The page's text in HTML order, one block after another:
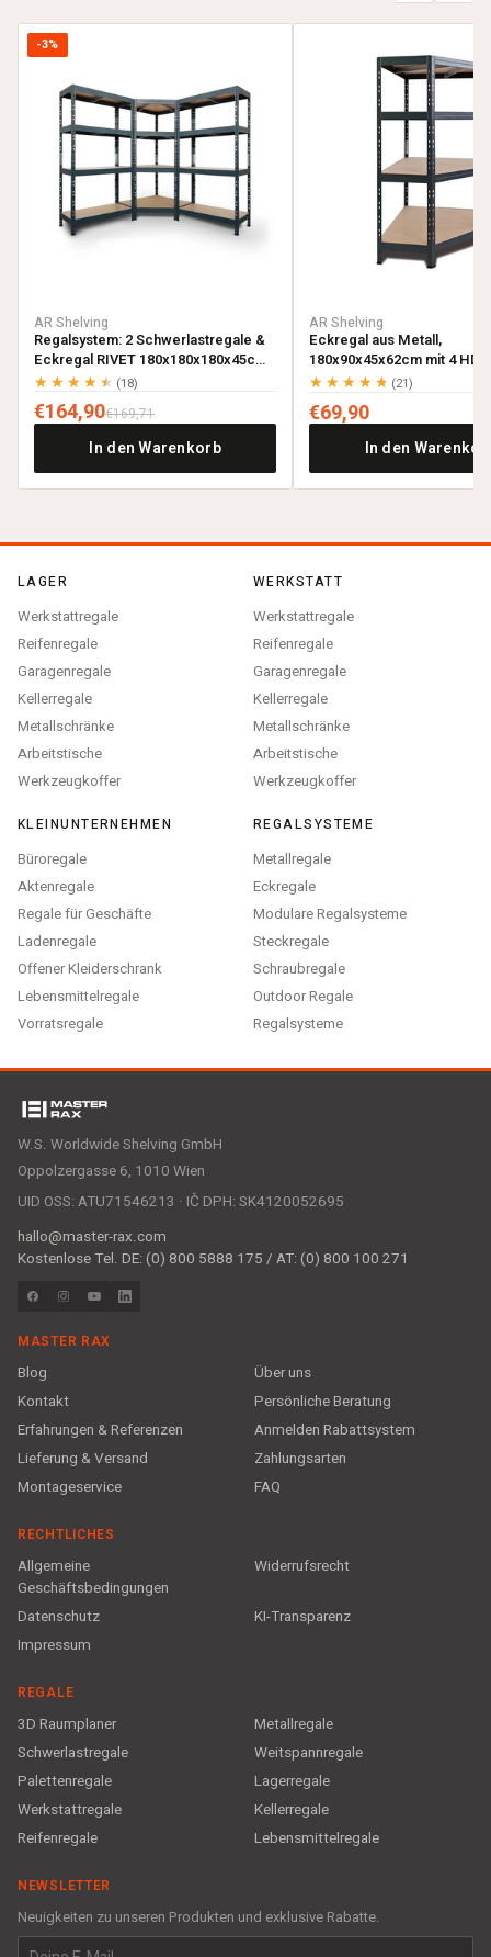
-3%
AR Shelving
Regalsystem: 2 Schwerlastregale &
Eckregal RIVET 180x180x180x45cm
mit 4 HDF-Böden, anthrazitgrau
★★★★★ (18)
€164,90€169,71
In den Warenkorb
AR Shelving
Eckregal aus Metall,
180x90x45x62cm mit 4
anthrazitgrau
★★★★★ (21)
€69,90
In den
LAGER
Werkstattregale
Reifenregale
Garagenregale
Kellerregale
Metallschränke
Arbeitstische
Werkzeugkoffer
WERKSTATT
Werkstattregale
Reifenregale
Garagenregale
Kellerregale
Metallschränke
Arbeitstische
Werkzeugkoffer
KLEINUNTERNEHMEN
Büroregale
Aktenregale
Regale für Geschäfte
Ladenregale
Offener Kleiderschrank
Lebensmittelregale
Vorratsregale
REGALSYSTEME
Metallregale
Eckregale
Modulare Regalsysteme
Steckregale
Schraubregale
Outdoor Regale
Regalsysteme
W.S. Worldwide Shelving GmbH
Oppolzergasse 6, 1010 Wien
UID OSS: ATU71546213 · IČ DPH: SK4120052695
hallo@master-rax.com
Kostenlose Tel. DE: (0) 800 5888 175 / AT: (0) 800 100 271
MASTER RAX
Blog
Über uns
Kontakt
Persönliche Beratung
Erfahrungen & Referenzen
Anmelden Rabattsystem
Lieferung & Versand
Zahlungsarten
Montageservice
FAQ
RECHTLICHES
Allgemeine
Geschäftsbedingungen
Widerrufsrecht
Datenschutz
KI-Transparenz
Impressum
REGALE
3D Raumplaner
Metallregale
Schwerlastregale
Weitspannregale
Palettenregale
Lagerregale
Werkstattregale
Kellerregale
Reifenregale
Lebensmittelregale
NEWSLETTER
Neuigkeiten zu unseren Produkten und exklusive Rabatte.